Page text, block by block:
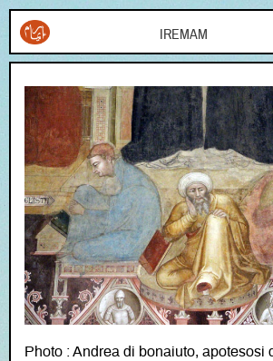
Aller au
Photo : Andrea di bonaiuto, apotesosi